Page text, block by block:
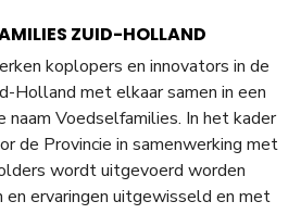
ZUID-HOLLAND
koplopers en innovators in de
Holland met elkaar samen in een
Voedselfamilies. In het kader
de Provincie in samenwerking met
wordt uitgevoerd worden
ervaringen uitgewisseld en met